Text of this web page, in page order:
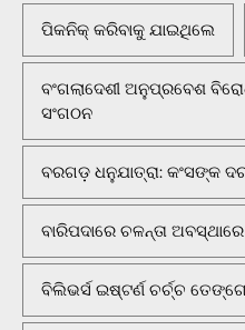
ପିକନିକ୍‌ କରିବାକୁ ଯାଇଥିଲେ
ବଂଗଲାଦେଶୀ ଅନୁପ୍ରବେଶ
ସଂଗଠନ
ବରଗଡ଼ ଧନୁଯାତ୍ରା: କଂସଙ୍କ
ବାରିପଦାରେ ଚଳନ୍ତା
ବିଲିଭର୍ସ ଇଷ୍ଟର୍ଣ ଚର୍ଚ୍ଚ